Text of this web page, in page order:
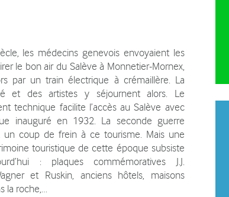
les médecins genevois envoyaient les
le bon air du Salève à Monnetier-Mornex,
par un train électrique à crémaillère. La
et des artistes y séjournent alors. Le
technique facilite l’accès au Salève avec
inauguré en 1932. La seconde guerre
un coup de frein à ce tourisme. Mais une
touristique de cette époque subsiste
: plaques commémoratives J.J.
et Ruskin, anciens hôtels, maisons
la roche,…